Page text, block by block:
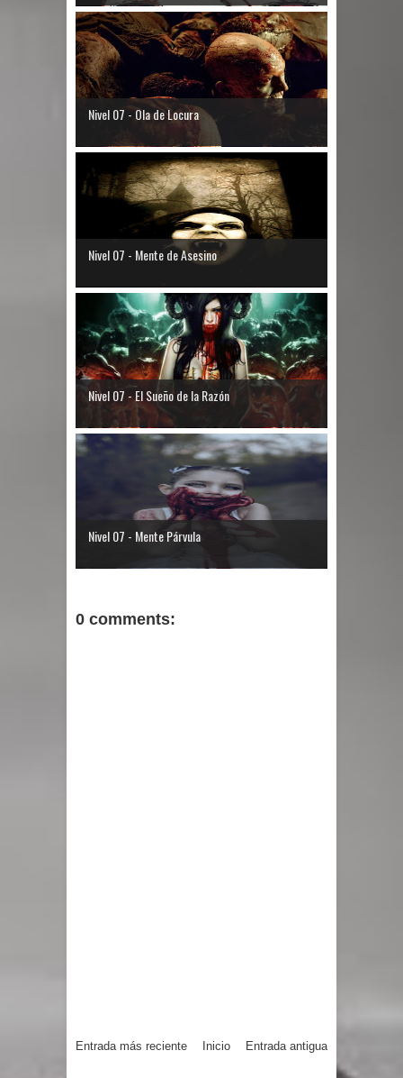
Nivel 07 - Ola de Locura
Nivel 07 - Mente de Asesino
Nivel 07 - El Sueño de la Razón
Nivel 07 - Mente Párvula
0 comments:
Entrada más reciente Entrada antigua
Inicio